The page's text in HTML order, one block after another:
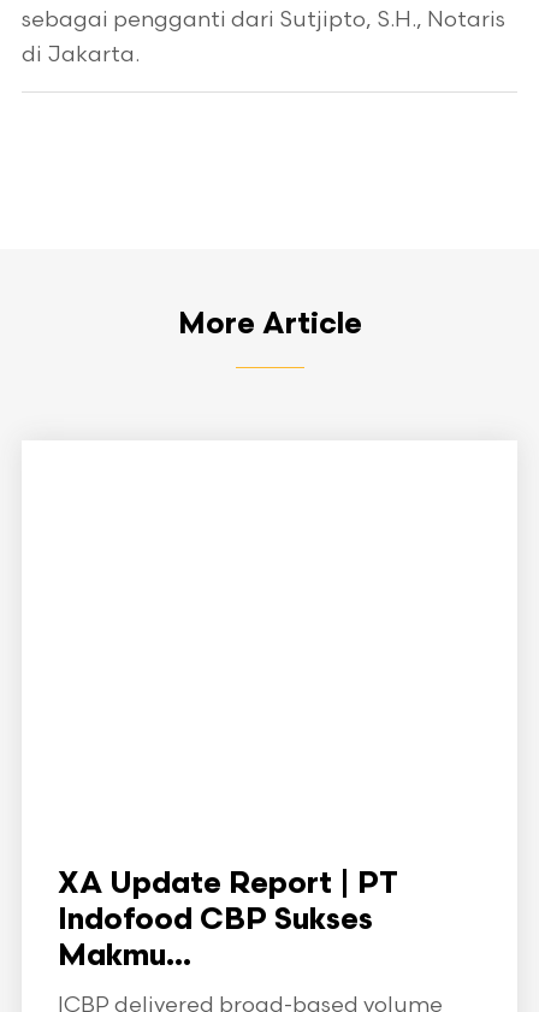
sebagai pengganti dari Sutjipto, S.H., Notaris
di Jakarta.
More Article
XA Update Report | PT
Indofood CBP Sukses
Makmu...
ICBP delivered broad-based volume